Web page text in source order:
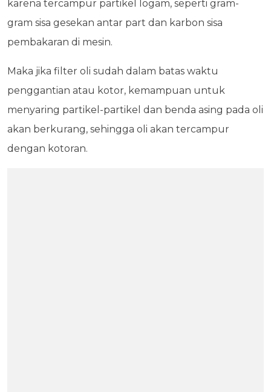
karena tercampur partikel logam, seperti gram-
gram sisa gesekan antar part dan karbon sisa
pembakaran di mesin.
Maka jika filter oli sudah dalam batas waktu
penggantian atau kotor, kemampuan untuk
menyaring partikel-partikel dan benda asing pada oli
akan berkurang, sehingga oli akan tercampur
dengan kotoran.